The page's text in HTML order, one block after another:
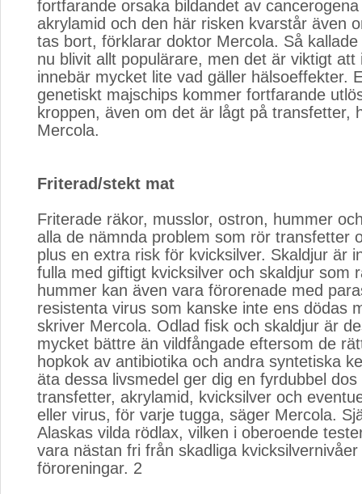
fortfarande orsaka bildandet av
akrylamid och den här risken kvarstår även
tas bort, förklarar doktor Mercola. Så
nu blivit allt populärare, men det är viktigt att
innebär mycket lite vad gäller hälsoeffekter.
genetiskt majschips kommer fortfarande
kroppen, även om det är lågt på transfetter,
Mercola.
Friterad/stekt mat
Friterade räkor, musslor, ostron, hummer
alla de nämnda problem som rör transfetter
plus en extra risk för kvicksilver. Skaldjur är
fulla med giftigt kvicksilver och skaldjur som
hummer kan även vara förorenade med
resistenta virus som kanske inte ens dödas
skriver Mercola. Odlad fisk och skaldjur är
mycket bättre än vildfångade eftersom de
hopkok av antibiotika och andra syntetiska
äta dessa livsmedel ger dig en fyrdubbel
transfetter, akrylamid, kvicksilver och
eller virus, för varje tugga, säger Mercola.
Alaskas vilda rödlax, vilken i oberoende
vara nästan fri från skadliga
föroreningar. 2